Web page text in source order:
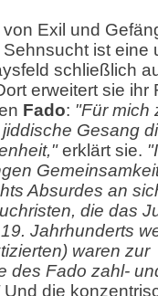
Exil und
ist eine
schließlich
erweitert sie ihr
Fado: "Für mich
Gesang
erklärt sie.
Absurdes an
die das
Jahrhunderts
waren zur
des Fado zahl-
Und die